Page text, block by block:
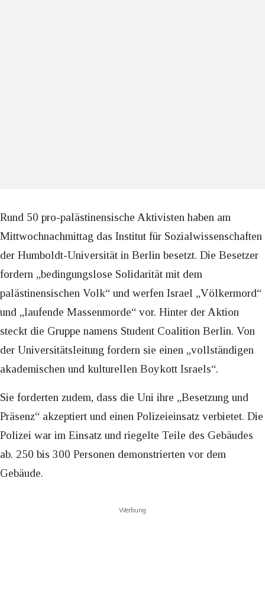
Rund 50 pro-palästinensische Aktivisten haben am
Mittwochnachmittag das Institut für Sozialwissenschaften
der Humboldt-Universität in Berlin besetzt. Die Besetzer
fordern „bedingungslose Solidarität mit dem
palästinensischen Volk“ und werfen Israel „Völkermord“
und „laufende Massenmorde“ vor. Hinter der Aktion
steckt die Gruppe namens Student Coalition Berlin. Von
der Universitätsleitung fordern sie einen „vollständigen
akademischen und kulturellen Boykott Israels“.
Sie forderten zudem, dass die Uni ihre „Besetzung und
Präsenz“ akzeptiert und einen Polizeieinsatz verbietet. Die
Polizei war im Einsatz und riegelte Teile des Gebäudes
ab. 250 bis 300 Personen demonstrierten vor dem
Gebäude.
Werbung